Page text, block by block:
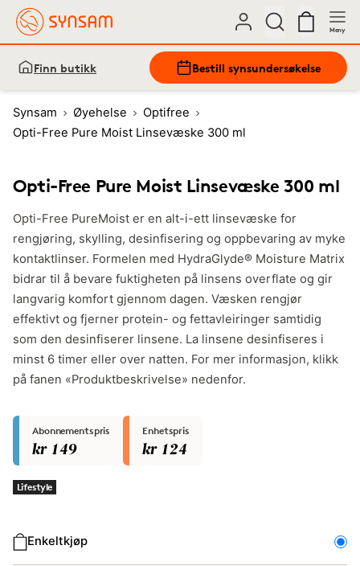
Meny
Finn butikk Bestill synsundersøkelse
Synsam Øyehelse
Optifree
Opti-Free Pure Moist Linsevæske 300 ml
Opti-Free Pure Moist Linsevæske 300 ml
Opti-Free PureMoist er en alt-i-ett linsevæske for
rengjøring, skylling, desinfisering og oppbevaring av myke
kontaktlinser. Formelen med HydraGlyde® Moisture Matrix
bidrar til å bevare fuktigheten på linsens overflate og gir
langvarig komfort gjennom dagen. Væsken rengjør
effektivt og fjerner protein- og fettavleiringer samtidig
som den desinfiserer linsene. La linsene desinfiseres i
minst 6 timer eller over natten. For mer informasjon, klikk
på fanen «Produktbeskrivelse» nedenfor.
Abonnementspris
kr 149
Enhetspris
kr 124
Lifestyle
Enkeltkjøp